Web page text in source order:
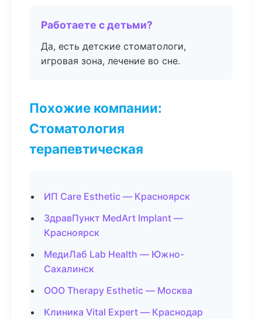
Работаете с детьми?
Да, есть детские стоматологи,
игровая зона, лечение во сне.
Похожие компании:
Стоматология
терапевтическая
ИП Care Esthetic — Красноярск
ЗдравПункт MedArt Implant —
Красноярск
МедиЛаб Lab Health — Южно-
Сахалинск
ООО Therapy Esthetic — Москва
Клиника Vital Expert — Краснодар